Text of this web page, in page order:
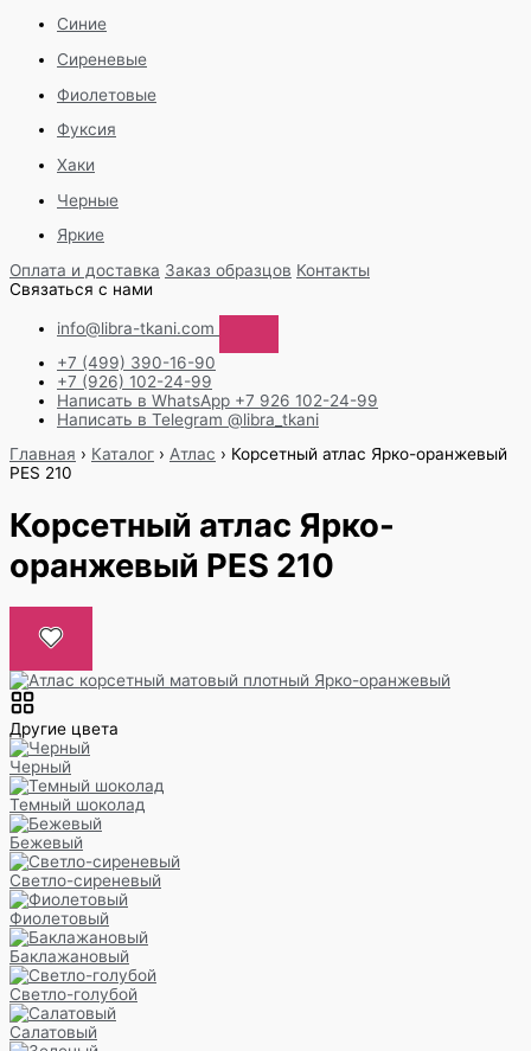
Синие
Сиреневые
Фиолетовые
Фуксия
Хаки
Черные
Яркие
Оплата и доставка Заказ образцов Контакты
Связаться с нами
info@libra-tkani.com
+7 (499) 390-16-90
+7 (926) 102-24-99
Написать в WhatsApp +7 926 102-24-99
Написать в Telegram @libra_tkani
Перейти
к
Главная › Каталог › Атлас › Корсетный атлас Ярко-оранжевый
PES 210
Корсетный атлас Ярко-
оранжевый PES 210
Другие цвета
Черный
Темный шоколад
Бежевый
Светло-сиреневый
Фиолетовый
Баклажановый
Светло-голубой
Салатовый